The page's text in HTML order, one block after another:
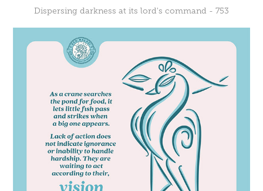
Dispersing darkness at its lord's command - 753